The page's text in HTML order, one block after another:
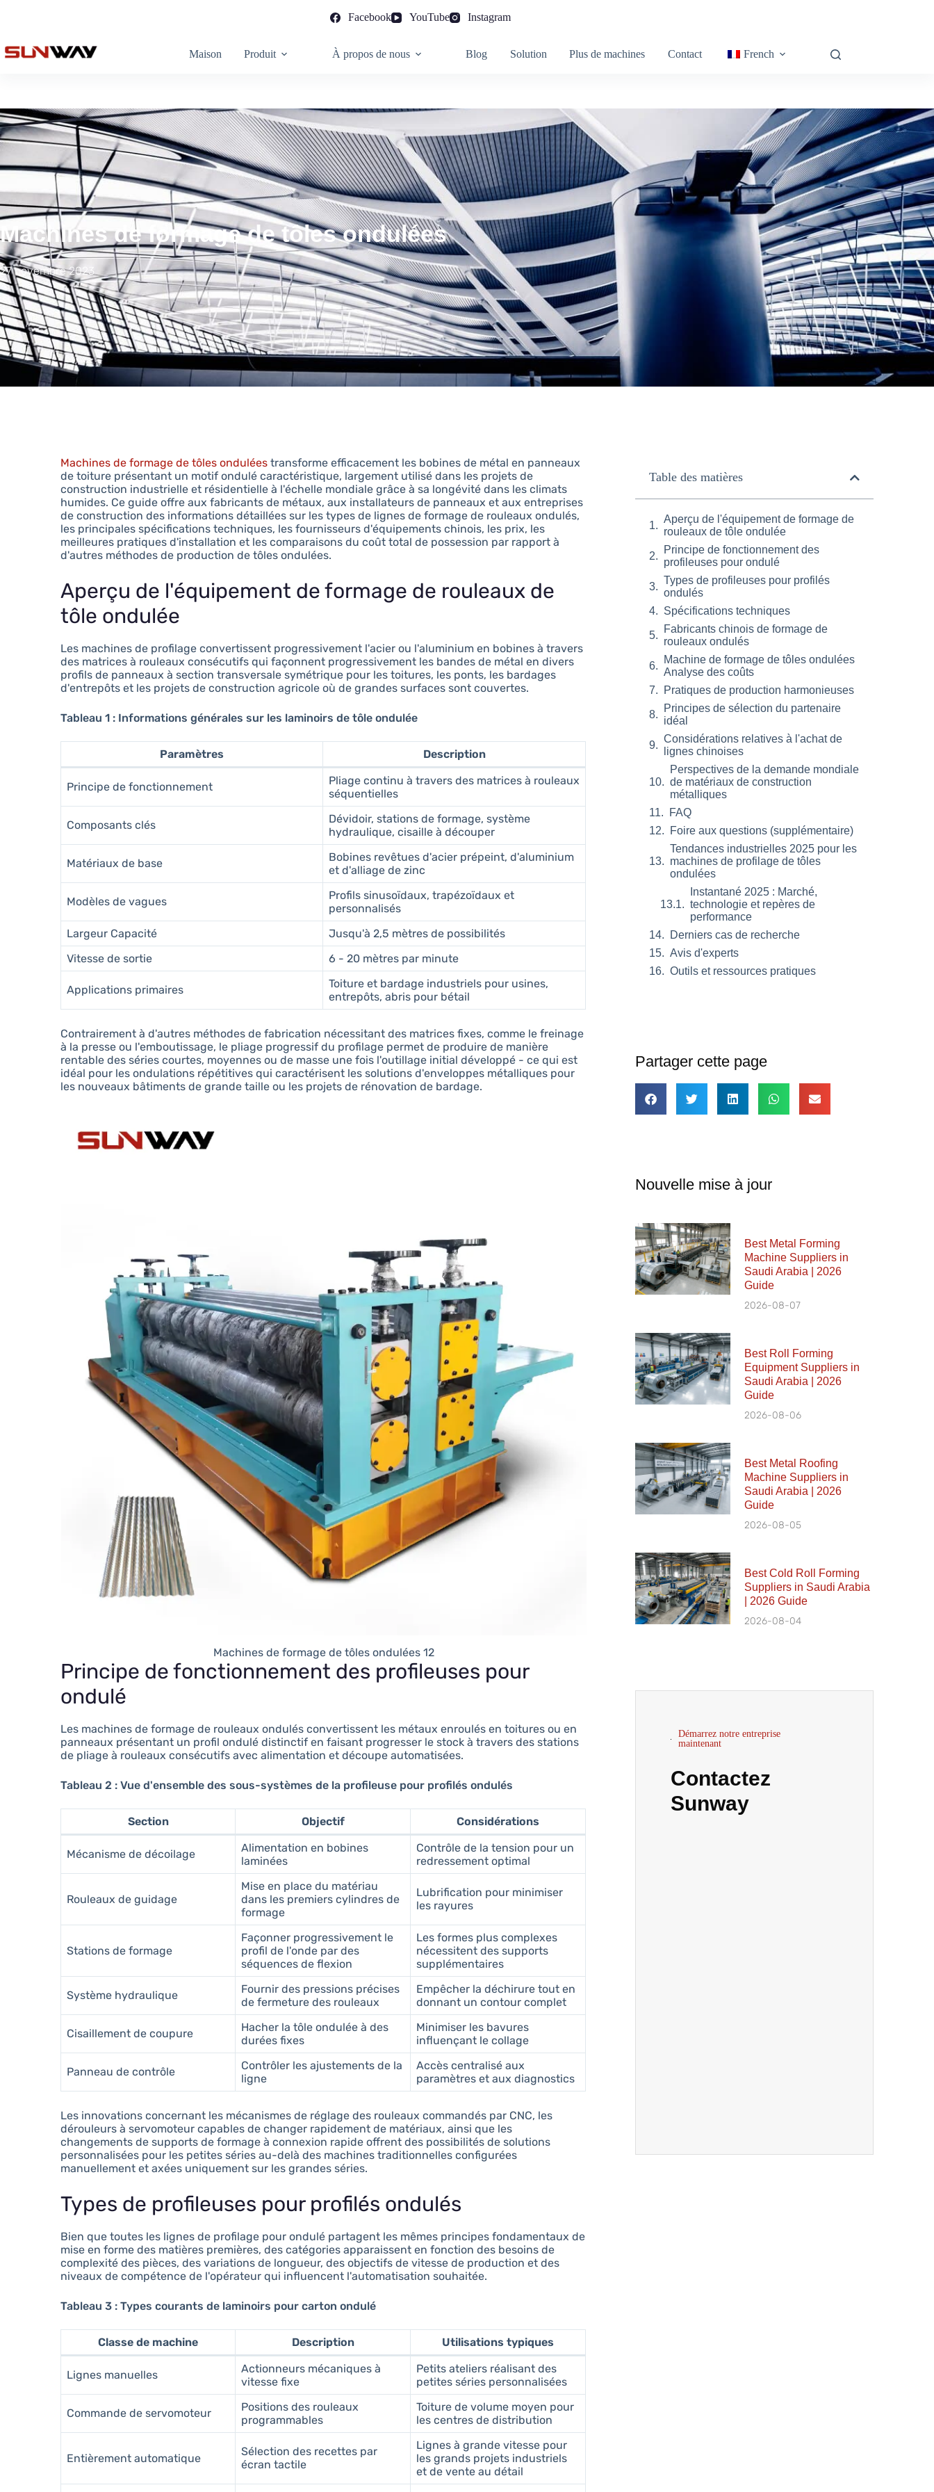
Facebook YouTube Instagram
Maison Produit À propos de nous Blog Solution Plus de machines Contact French
Machines de formage de tôles ondulées
27 novembre 2023
Machines de formage de tôles ondulées transforme efficacement les bobines de métal en panneaux
de toiture présentant un motif ondulé caractéristique, largement utilisé dans les projets de
construction industrielle et résidentielle à l'échelle mondiale grâce à sa longévité dans les climats
humides. Ce guide offre aux fabricants de métaux, aux installateurs de panneaux et aux entreprises
de construction des informations détaillées sur les types de lignes de formage de rouleaux ondulés,
les principales spécifications techniques, les fournisseurs d'équipements chinois, les prix, les
meilleures pratiques d'installation et les comparaisons du coût total de possession par rapport à
d'autres méthodes de production de tôles ondulées.
Aperçu de l'équipement de formage de rouleaux de
tôle ondulée
Les machines de profilage convertissent progressivement l'acier ou l'aluminium en bobines à travers
des matrices à rouleaux consécutifs qui façonnent progressivement les bandes de métal en divers
profils de panneaux à section transversale symétrique pour les toitures, les ponts, les bardages
d'entrepôts et les projets de construction agricole où de grandes surfaces sont couvertes.
Tableau 1 : Informations générales sur les laminoirs de tôle ondulée
Paramètres Description
Principe de fonctionnement
Pliage continu à travers des matrices à rouleaux
séquentielles
Composants clés
Dévidoir, stations de formage, système
hydraulique, cisaille à découper
Matériaux de base
Bobines revêtues d'acier prépeint, d'aluminium
et d'alliage de zinc
Modèles de vagues
Profils sinusoïdaux, trapézoïdaux et
personnalisés
Largeur Capacité
Jusqu'à 2,5 mètres de possibilités
Vitesse de sortie
6 - 20 mètres par minute
Applications primaires
Toiture et bardage industriels pour usines,
entrepôts, abris pour bétail
Contrairement à d'autres méthodes de fabrication nécessitant des matrices fixes, comme le freinage
à la presse ou l'emboutissage, le pliage progressif du profilage permet de produire de manière
rentable des séries courtes, moyennes ou de masse une fois l'outillage initial développé - ce qui est
idéal pour les ondulations répétitives qui caractérisent les solutions d'enveloppes métalliques pour
les nouveaux bâtiments de grande taille ou les projets de rénovation de bardage.
Machines de formage de tôles ondulées 12
Principe de fonctionnement des profileuses pour
ondulé
Les machines de formage de rouleaux ondulés convertissent les métaux enroulés en toitures ou en
panneaux présentant un profil ondulé distinctif en faisant progresser le stock à travers des stations
de pliage à rouleaux consécutifs avec alimentation et découpe automatisées.
Tableau 2 : Vue d'ensemble des sous-systèmes de la profileuse pour profilés ondulés
Section Objectif Considérations
Mécanisme de décoilage
Alimentation en bobines
laminées
Contrôle de la tension pour un
redressement optimal
Rouleaux de guidage
Mise en place du matériau
dans les premiers cylindres de
formage
Lubrification pour minimiser
les rayures
Stations de formage
Façonner progressivement le
profil de l'onde par des
séquences de flexion
Les formes plus complexes
nécessitent des supports
supplémentaires
Système hydraulique
Fournir des pressions précises
de fermeture des rouleaux
Empêcher la déchirure tout en
donnant un contour complet
Cisaillement de coupure
Hacher la tôle ondulée à des
durées fixes
Minimiser les bavures
influençant le collage
Panneau de contrôle
Contrôler les ajustements de la
ligne
Accès centralisé aux
paramètres et aux diagnostics
Les innovations concernant les mécanismes de réglage des rouleaux commandés par CNC, les
dérouleurs à servomoteur capables de changer rapidement de matériaux, ainsi que les
changements de supports de formage à connexion rapide offrent des possibilités de solutions
personnalisées pour les petites séries au-delà des machines traditionnelles configurées
manuellement et axées uniquement sur les grandes séries.
Types de profileuses pour profilés ondulés
Bien que toutes les lignes de profilage pour ondulé partagent les mêmes principes fondamentaux de
mise en forme des matières premières, des catégories apparaissent en fonction des besoins de
complexité des pièces, des variations de longueur, des objectifs de vitesse de production et des
niveaux de compétence de l'opérateur qui influencent l'automatisation souhaitée.
Tableau 3 : Types courants de laminoirs pour carton ondulé
Classe de machine Description Utilisations typiques
Lignes manuelles
Actionneurs mécaniques à
vitesse fixe
Petits ateliers réalisant des
petites séries personnalisées
Commande de servomoteur
Positions des rouleaux
programmables
Toiture de volume moyen pour
les centres de distribution
Entièrement automatique
Sélection des recettes par
écran tactile
Lignes à grande vitesse pour
les grands projets industriels
et de vente au détail
Table des matières
Aperçu de l'équipement de formage de
rouleaux de tôle ondulée
Principe de fonctionnement des
profileuses pour ondulé
Types de profileuses pour profilés
ondulés
Spécifications techniques
Fabricants chinois de formage de
rouleaux ondulés
Machine de formage de tôles ondulées
Analyse des coûts
Pratiques de production harmonieuses
Principes de sélection du partenaire
idéal
Considérations relatives à l'achat de
lignes chinoises
Perspectives de la demande mondiale
de matériaux de construction
métalliques
FAQ
Foire aux questions (supplémentaire)
Tendances industrielles 2025 pour les
machines de profilage de tôles
ondulées
Instantané 2025 : Marché,
technologie et repères de
performance
Derniers cas de recherche
Avis d'experts
Outils et ressources pratiques
Partager cette page
Nouvelle mise à jour
Best Metal Forming
Machine Suppliers in
Saudi Arabia | 2026
Guide
2026-08-07
Best Roll Forming
Equipment Suppliers in
Saudi Arabia | 2026
Guide
2026-08-06
Best Metal Roofing
Machine Suppliers in
Saudi Arabia | 2026
Guide
2026-08-05
Best Cold Roll Forming
Suppliers in Saudi Arabia
| 2026 Guide
2026-08-04
Démarrez notre entreprise
maintenant
Contactez
Sunway